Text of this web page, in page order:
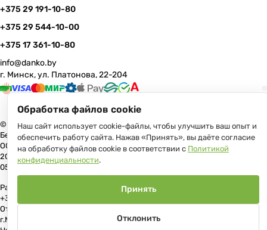
+375 29 191-10-80
+375 29 544-10-00
+375 17 361-10-80
info@danko.by
г. Минск, ул. Платонова, 22-204
© 2026 Данко Бай: качественная мебель с оперативной доставкой по
Беларуси
ООО «Гранд Парк», юр.адрес: 220005, Минск, ул. Платонова, 22, пом.
204 В торговом реестре с 17 июля 2013 г. Регистрация №191081534,
05.11.2008, Мингорисполком.
Рассмотрение обращений потребителей, телефон +375 (17) 361-10-80,
+375 (29) 191-10-80, +375 (29) 544-10-00, e-mail: info@danko.by
Отдел торговли и услуг Администрации Первомайского района
г.Минска: тел. +375(17)215-14-65, Начальник отдела: Жакович Юлия
Обработка файлов cookie
Наш сайт использует cookie-файлы, чтобы улучшить ваш опыт и
обеспечить работу сайта. Нажав «Принять», вы даёте согласие
на обработку файлов cookie в соответствии с Политикой
конфиденциальности.
Отклонить
Принять